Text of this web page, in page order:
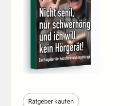
Ratgeber kaufen